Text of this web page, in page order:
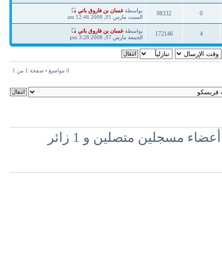
ردود
مشاهدات
0
ردود
98332
مشاهدات
آخر
مشاركة
بواسطةغسان بن فاروق باتي
السبت مارس 01, 2008 12:46 am
4
ردود
172146
مشاهدات
آخر
مشاركة
بواسطةغسان بن فاروق باتي
الجمعة مارس 07, 2008 3:28 pm
0 مواضيع • صفحة 1 من 1
مسجلين متصلين و 1 زائر